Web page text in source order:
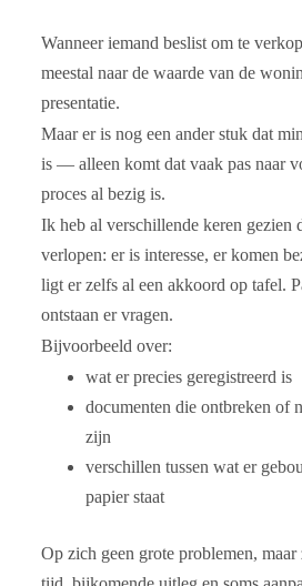
Wanneer iemand beslist om te
meestal naar de waarde van de
presentatie.
Maar er is nog een ander stuk dat
is — alleen komt dat vaak pas naar
proces al bezig is.
Ik heb al verschillende keren gezien
verlopen: er is interesse, er komen
ligt er zelfs al een akkoord op tafel.
ontstaan er vragen.
Bijvoorbeeld over:
wat er precies geregistreerd is
documenten die ontbreken of
zijn
verschillen tussen wat er
papier staat
Op zich geen grote problemen,